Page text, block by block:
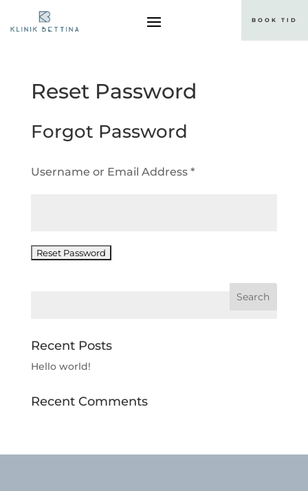
BOOK TID
Reset Password
Forgot Password
Username or Email Address *
Recent Posts
Hello world!
Recent Comments